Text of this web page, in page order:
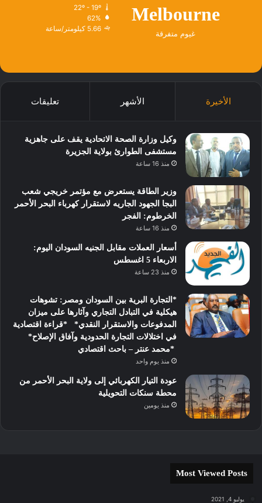
Melbourne
غيوم متفرقة
22º - 19º
62%
5.66 كيلومتر/ساعة
الأخيرة الأشهر تعليقات
وكيل وزارة الصحة الاتحادية يقف على جاهزية
مستشفى الطوارئ بولاية الجزيرة
منذ 16 ساعة
وزير الطاقة يستعرض مع مؤتمر خريجي شعب
البجا الجهود الجاريه لاستقرار كهرباء البحر الأحمر
الخرطوم: الفجر
منذ 16 ساعة
أسعار العملات مقابل الجنيه السودان اليوم:
الاربعاء 5 اغسطس
منذ 23 ساعة
*التجارة البرية بين السودان ومصر: تشوهات
هيكلية في التبادل التجاري وآثارها على ميزان
المدفوعات والاستقرار النقدي* *قراءة اقتصادية
في اختلالات التجارة الحدودية وآفاق الإصلاح*
*محمد عنتر – باحث اقتصادي
منذ يوم واحد
عودة التيار الكهربائي إلى ولاية البحر الأحمر من
محطة سنكات التحويلية
منذ يومين
Most Viewed Posts
يوليو 4, 2021